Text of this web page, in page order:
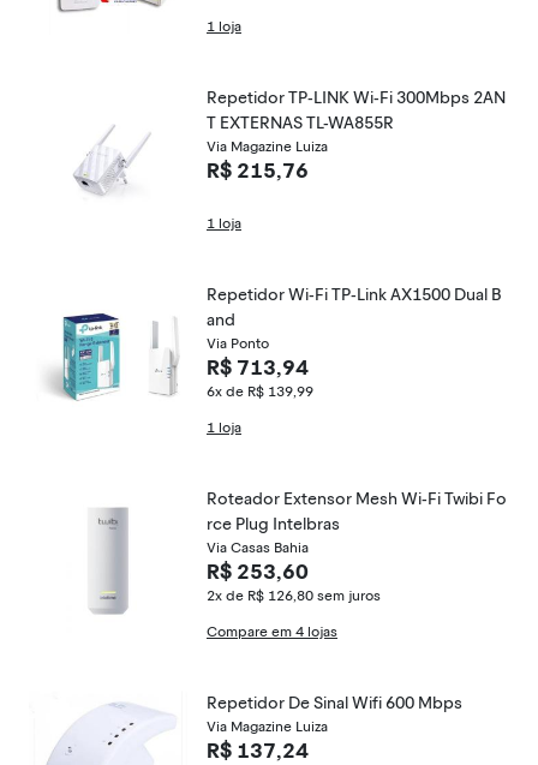
1 loja
Repetidor TP-LINK Wi-Fi 300Mbps 2AN
T EXTERNAS TL-WA855R
Via Magazine Luiza
R$ 215,76
1 loja
Repetidor Wi-Fi TP-Link AX1500 Dual B
and
Via Ponto
R$ 713,94
6x de R$ 139,99
1 loja
Roteador Extensor Mesh Wi-Fi Twibi Fo
rce Plug Intelbras
Via Casas Bahia
R$ 253,60
2x de R$ 126,80 sem juros
Compare em 4 lojas
Repetidor De Sinal Wifi 600 Mbps
Via Magazine Luiza
R$ 137,24